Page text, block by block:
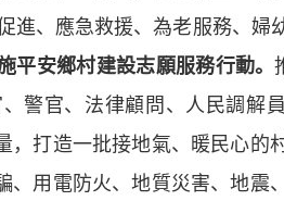
進、應急救援、為老服務、婦
平安鄉村建設志願服務行動。
警官、法律顧問、人民調解
，打造一批接地氣、暖民心的
用電防火、地質災害、地震